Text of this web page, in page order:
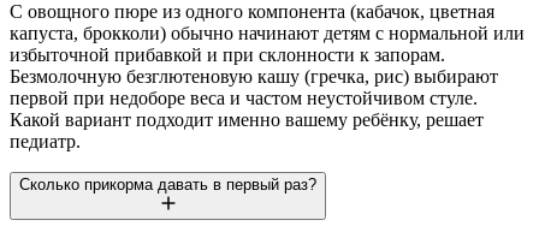
С овощного пюре из одного компонента (кабачок, цветная
капуста, брокколи) обычно начинают детям с нормальной или
избыточной прибавкой и при склонности к запорам.
Безмолочную безглютеновую кашу (гречка, рис) выбирают
первой при недоборе веса и частом неустойчивом стуле.
Какой вариант подходит именно вашему ребёнку, решает
педиатр.
Сколько прикорма давать в первый раз?